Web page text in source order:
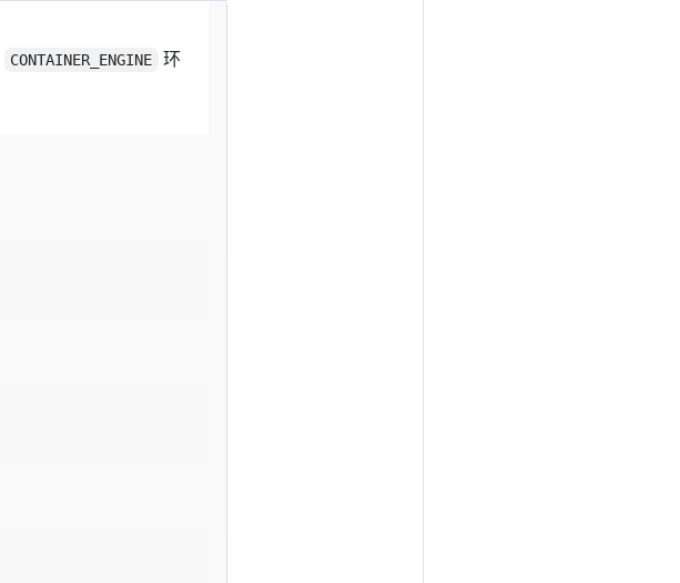
CONTAINER_ENGINE
环